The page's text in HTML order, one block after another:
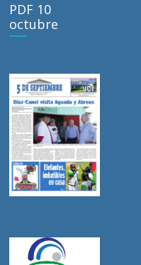
PDF 10
octubre